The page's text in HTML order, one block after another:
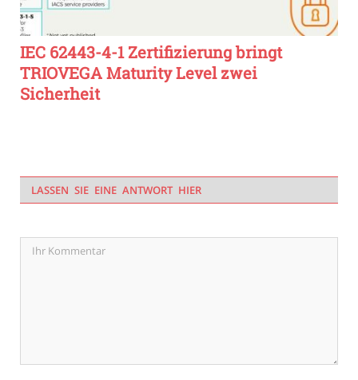
IEC 62443-4-1 Zertifizierung bringt
TRIOVEGA Maturity Level zwei
Sicherheit
LASSEN SIE EINE ANTWORT HIER